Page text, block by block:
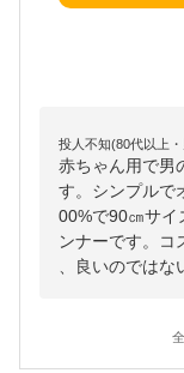
投人不知(80代以上
赤ちゃん用で男
す。シンプルで
00%で90㎝サイ
ンナーです。コ
、良いのではな